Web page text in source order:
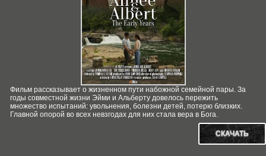
Фильм рассказывает о жизненном пути набожной семейной пары. За
годы совместной жизни Эйми и Альберту довелось пережить
множество испытаний: увольнения, болезни детей, потерю близких.
Главной опорой во всех невзгодах для них стала вера в Бога.
СКАЧАТЬ